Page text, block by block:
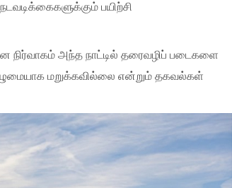
பயிற்சி
நிர்வாகம் அந்த நாட்டில் தரைவழிப் படைகளை
மறுக்கவில்லை என்றும் தகவல்கள்